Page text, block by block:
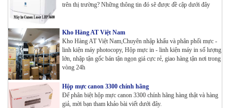
trên thị trường? Những thông tin đó sẽ được đề cập dưới đây
Kho Hàng AT Việt Nam
Kho Hàng AT Việt Nam,Chuyên nhập khẩu và phân phối mực -
linh kiện máy photocopy, Hộp mực in - linh kiện máy in số lượng
lớn, nhập tận gốc bán tận ngọn giá cực rẻ, giao hàng tận nơi trong
vòng 24h
Hộp mực canon 3300 chính hãng
Để phân biệt hộp mực canon 3300 chính hãng hàng thật và hàng
giả, mời bạn tham khảo bài viết dưới đây.